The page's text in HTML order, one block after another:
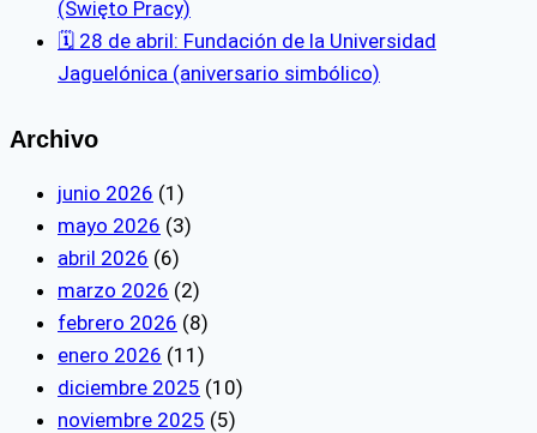
(Święto Pracy)
🗓️ 28 de abril: Fundación de la Universidad
Jaguelónica (aniversario simbólico)
Archivo
junio 2026 (1)
mayo 2026 (3)
abril 2026 (6)
marzo 2026 (2)
febrero 2026 (8)
enero 2026 (11)
diciembre 2025 (10)
noviembre 2025 (5)